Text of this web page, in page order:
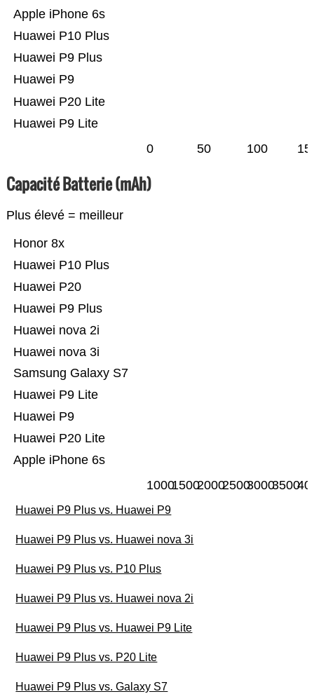
Huawei P9 Lite
Huawei P20 Lite
Huawei P9
Huawei P9 Plus
Huawei P10 Plus
Apple iPhone 6s
0 50 100
Capacité Batterie (mAh)
Plus élevé = meilleur
Apple iPhone 6s
Huawei P20 Lite
Huawei P9
Huawei P9 Lite
Samsung Galaxy S7
Huawei nova 3i
Huawei nova 2i
Huawei P9 Plus
Huawei P20
Huawei P10 Plus
Honor 8x
100015002000250030003500
Huawei P9 Plus vs. Huawei P9
Huawei P9 Plus vs. Huawei nova 3i
Huawei P9 Plus vs. P10 Plus
Huawei P9 Plus vs. Huawei nova 2i
Huawei P9 Plus vs. Huawei P9 Lite
Huawei P9 Plus vs. P20 Lite
Huawei P9 Plus vs. Galaxy S7